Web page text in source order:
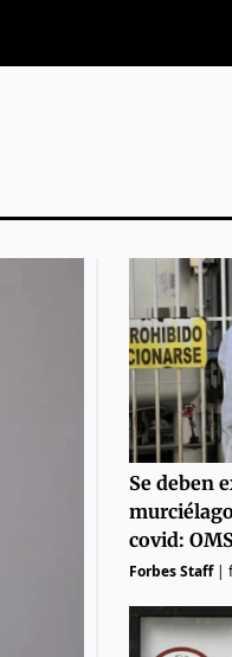
Se deben
covid:
Forbes Staff|